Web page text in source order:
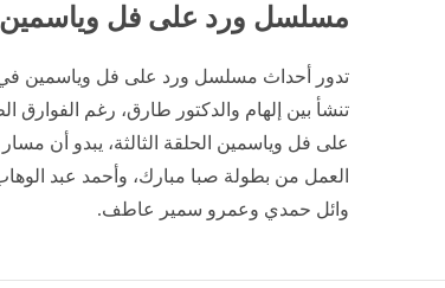
مسلسل ورد على فل وياسمين
تدور أحداث مسلسل ورد على فل وياسمين
تنشأ بين إلهام والدكتور طارق، رغم الفوارق
على فل وياسمين الحلقة الثالثة، يبدو أن
العمل من بطولة صبا مبارك، وأحمد عبد
وائل حمدي وعمرو سمير عاطف.